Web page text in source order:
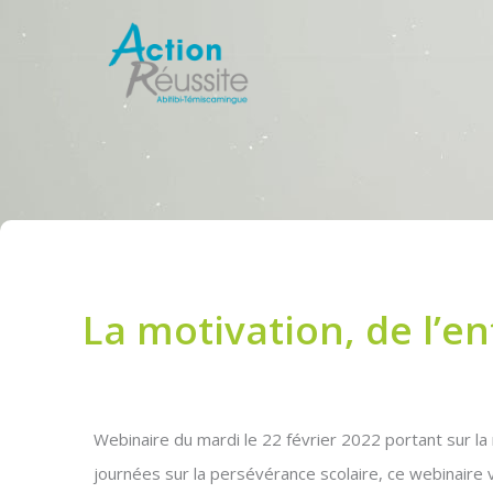
La motivation, de
Webinaire du mardi le 22 février 2022 portant sur la
journées sur la persévérance scolaire, ce